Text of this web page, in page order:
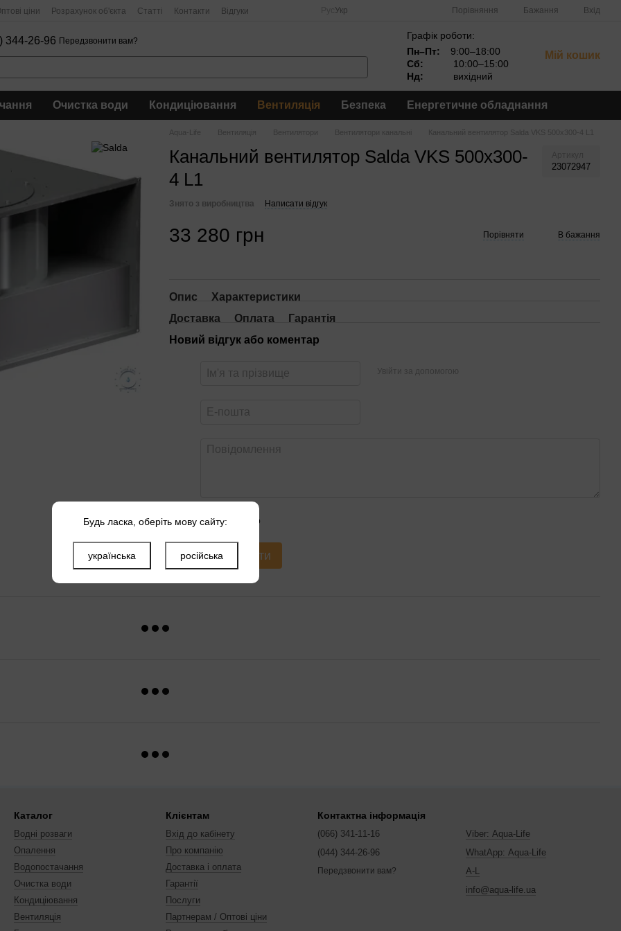
ціни Розрахунок об'єкта Статті Контакти Відгуки Укр Порівняння Бажання Вхід
344-26-96 Передзвонити вам?
Графік роботи:
Пн–Пт:
9:00–18:00
Сб:
10:00–15:00
Нд:
вихідний
Мій кошик
Очистка води Кондиціювання Вентиляція Безпека Енергетичне обладнання
Aqua-Life Вентиляція Вентилятори Вентилятори канальні Канальний вентилятор Salda VKS 500x300-4 L1
Канальний вентилятор Salda VKS 500x300-
4 L1
23072947
Знято з виробництва Написати відгук
33 280 грн Порівняти В бажання
Опис
Характеристики
Доставка
Оплата
Гарантія
Новий відгук або коментар
Увійти за допомогою
Оцініть товар
Надіслати
Каталог
Водні розваги
Опалення
Водопостачання
Очистка води
Кондиціювання
Вентиляція
Клієнтам
Вхід до кабінету
Про компанію
Доставка і оплата
Гарантії
Послуги
Партнерам / Оптові ціни
Контактна інформація
(066) 341-11-16
(044) 344-26-96
Передзвонити вам?
Viber: Aqua-Life
WhatApp: Aqua-Life
A-L
info@aqua-life.ua
Будь ласка, оберіть мову сайту:
українська російська